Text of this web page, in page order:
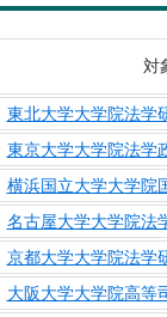
対
東北大学大学院法学
東京大学大学院法学
横浜国立大学大学院
名古屋大学大学院法
京都大学大学院法学
大阪大学大学院高等